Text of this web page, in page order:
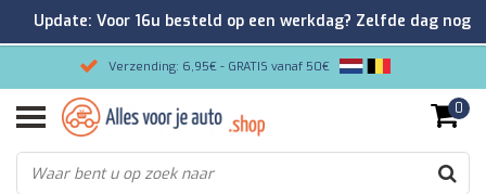
Verzending: 6,95€ - GRATIS vanaf 50€
Gemakkelijk bestellen/Veilig betalen
9.2/10 Klantenrating via Kiyoh!
0
Update: Voor 16u besteld op een werkdag? Zelfde dag nog
verzonden!